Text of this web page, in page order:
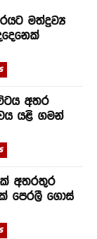
මත්ද්‍රව්‍ය
අතර
යළි ගමන්
අතරතුර
පෙරලී ගොස්